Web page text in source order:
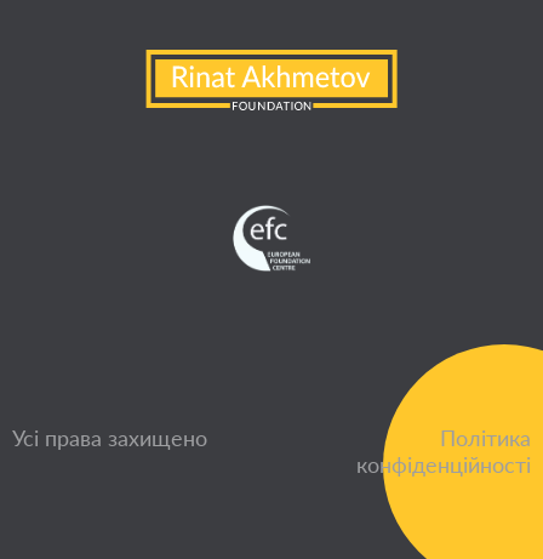
Усі права захищено
Політика
конфіденційності